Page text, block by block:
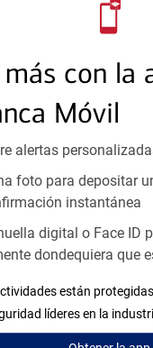
con la
Móvil
alertas
foto para depositar
instantánea
digital o Face ID
dondequiera que
están
líderes en la
Los productos de
No
No
No